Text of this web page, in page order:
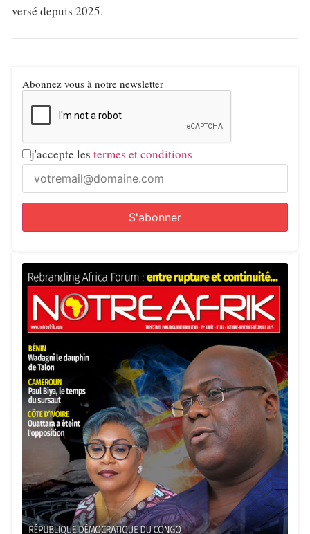
versé depuis 2025.
Abonnez vous à notre newsletter
j'accepte les termes et conditions